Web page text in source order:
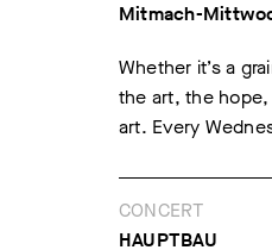
Mitmach-
Whether it’s a
the art, the hope,
art. Every
CONCERT
HAUPTBAU